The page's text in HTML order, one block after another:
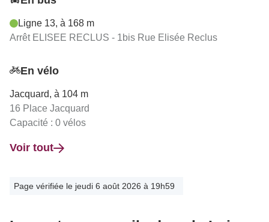
Ligne 13, à 168 m
Arrêt ELISEE RECLUS - 1bis Rue Elisée Reclus
En vélo
Jacquard, à 104 m
16 Place Jacquard
Capacité : 0 vélos
Voir tout
Page vérifiée le jeudi 6 août 2026 à 19h59